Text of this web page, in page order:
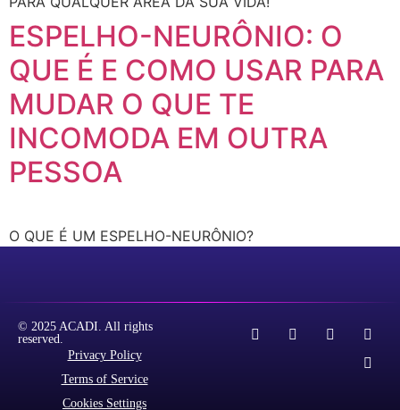
ESPELHO-NEURÔNIO: O
QUE É E COMO USAR PARA
MUDAR O QUE TE
INCOMODA EM OUTRA
PESSOA
O QUE É UM ESPELHO-NEURÔNIO?
© 2025 ACADI. All rights
reserved.
Privacy Policy
Terms of Service
Cookies Settings